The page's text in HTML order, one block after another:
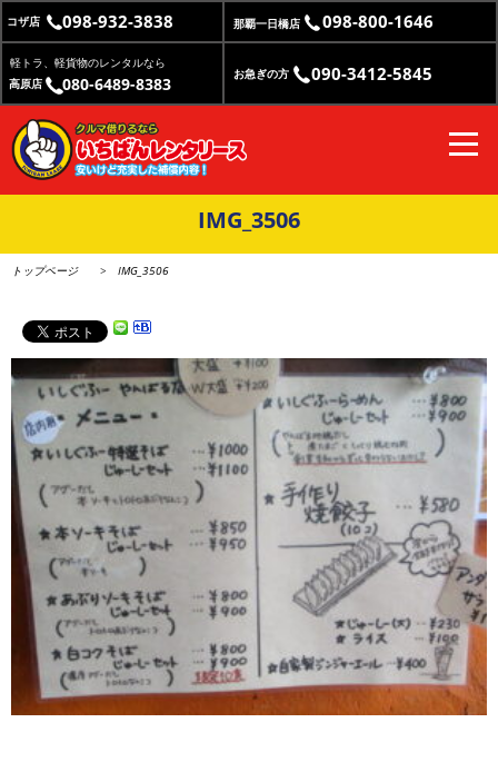
コザ店 098-932-3838 那覇一日橋店 098-800-1646
軽トラ、軽貨物のレンタルなら
高原店
080-6489-8383 お急ぎの方 090-3412-5845
IMG_3506
トップページ IMG_3506